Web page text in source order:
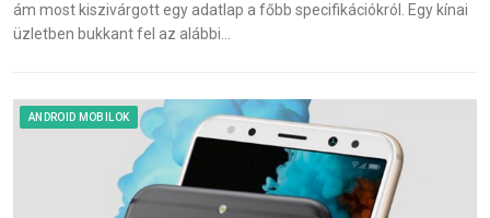
ám most kiszivárgott egy adatlap a főbb specifikációkról. Egy kínai
üzletben bukkant fel az alábbi…
ANDROID MOBILOK